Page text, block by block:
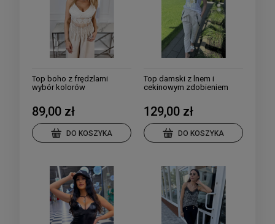
Top boho z frędzlami
wybór kolorów
89,00 zł
DO KOSZYKA
Top damski z lnem i
cekinowym zdobieniem
129,00 zł
DO KOSZYKA